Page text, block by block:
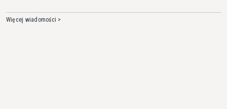
Więcej wiadomości >